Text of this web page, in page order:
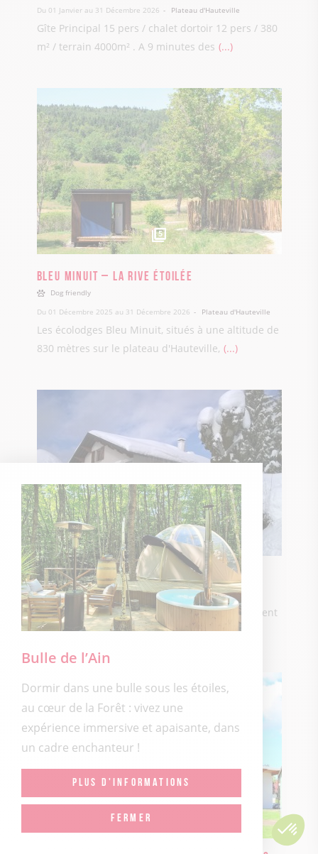
Bulle de l’Ain
Dormir dans une bulle sous les étoiles,
au cœur de la Forêt : vivez une
expérience immersive et apaisante, dans
un cadre enchanteur !
PLUS D'INFORMATIONS
FERMER
Du 01 Janvier au 31 Décembre 2026 Plateau d'Hauteville
Gîte Principal 15 pers / chalet dortoir 12 pers / 380
m² / terrain 4000m² . A 9 minutes des ...
5
Bleu Minuit – La Rive étoilée
Dog friendly
Du 01 Décembre 2025 au 31 Décembre 2026
Plateau d'Hauteville
Les écolodges Bleu Minuit, situés à une altitude de
830 mètres sur le plateau d'Hauteville, ...
5
Chambre d’hôtes Chez Agnès et Didier
Du 01 Janvier 2026 au 31 Décembre 2027 Plateau d'Hauteville
Entre ciel et terre, Agnès et Didier vous accueillent
au Grand Dergis, dans une chambre d'hôte